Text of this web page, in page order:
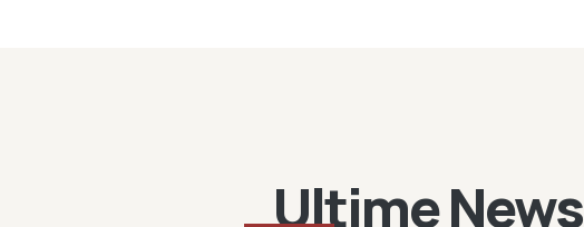
Ultime News